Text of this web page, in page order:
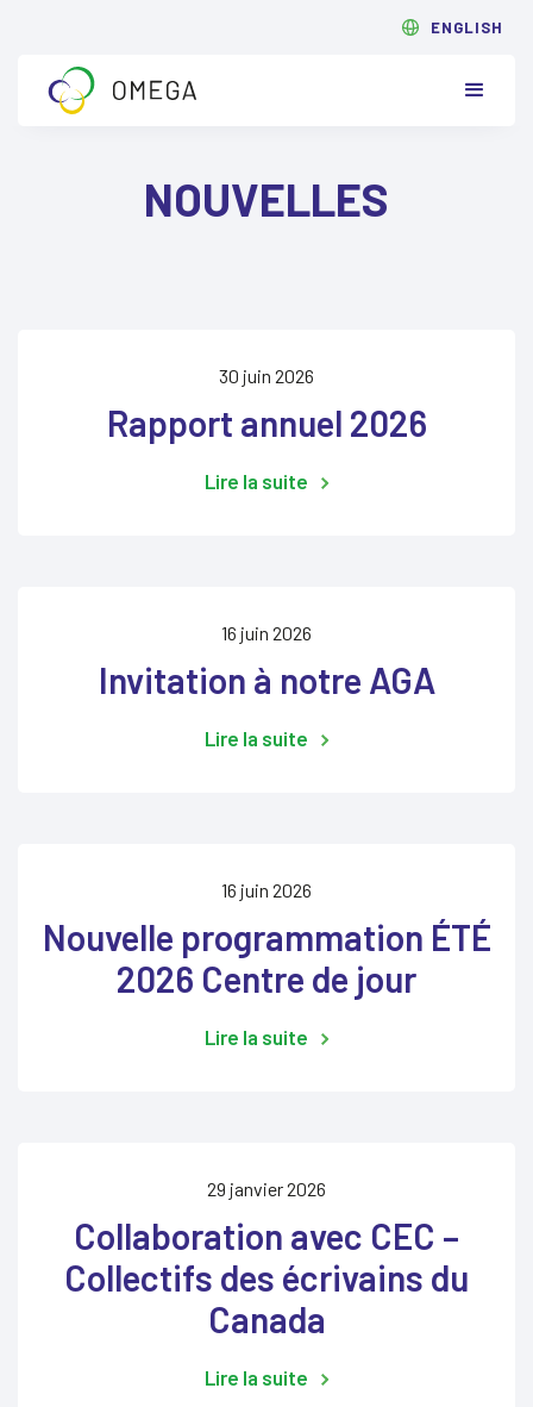
ENGLISH
NOUVELLES
30 juin 2026
Rapport annuel 2026
Lire la suite
16 juin 2026
Invitation à notre AGA
Lire la suite
16 juin 2026
Nouvelle programmation ÉTÉ
2026 Centre de jour
Lire la suite
29 janvier 2026
Collaboration avec CEC –
Collectifs des écrivains du
Canada
Lire la suite